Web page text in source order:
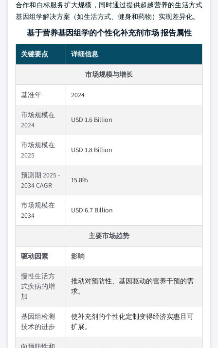
合作和白标服务扩大规模，同时通过提供超越营养的生活方式
基因组学解决方案（如生活方式、健身和药物）实现差异化。
基于营养基因组学的个性化补充剂市场 报告属性
关键要点 详细信息
市场规模与增长
基准年 2024
市场规模在
2024
USD 1.6 Billion
市场规模在
2025
USD 1.8 Billion
预测期 2025 -
2034 CAGR
15.8%
市场规模在
2034
USD 6.7 Billion
主要市场趋势
驱动因素 影响
慢性生活方
式疾病的增
加
推动对预防性、基因驱动的营养干预的需
求。
基因组检测
技术的进步
使补充剂的个性化定制变得经济实惠且可
扩展。